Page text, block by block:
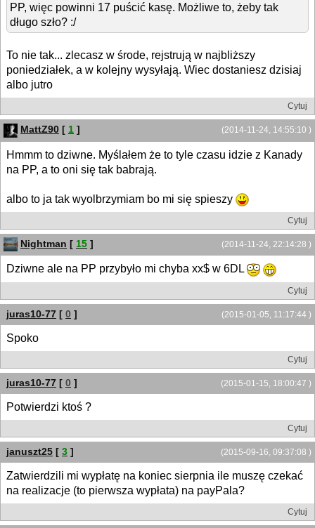
PP, więc powinni 17 puścić kasę. Możliwe to, żeby tak
długo szło? :/
To nie tak... zlecasz w środe, rejstrują w najbliższy
poniedziałek, a w kolejny wysyłają. Wiec dostaniesz dzisiaj
albo jutro
Cytuj
(2014-11-24, 14:55:10 )
MattZ90 [ 1 ]
Hmmm to dziwne. Myślałem że to tyle czasu idzie z Kanady
na PP, a to oni się tak babrają.
albo to ja tak wyolbrzymiam bo mi się spieszy
Cytuj
(2014-11-24, 22:14:28 )
Nightman [ 15 ]
Dziwne ale na PP przybyło mi chyba xx$ w 6DL
Cytuj
(2015-01-05, 11:17:44 )
juras10-77 [ 0 ]
Spoko
Cytuj
(2015-01-15, 18:00:47 )
juras10-77 [ 0 ]
Potwierdzi ktoś ?
Cytuj
(2015-09-16, 09:37:08 )
januszt25 [ 3 ]
Zatwierdzili mi wypłatę na koniec sierpnia ile muszę czekać
na realizacje (to pierwsza wypłata) na payPala?
Cytuj